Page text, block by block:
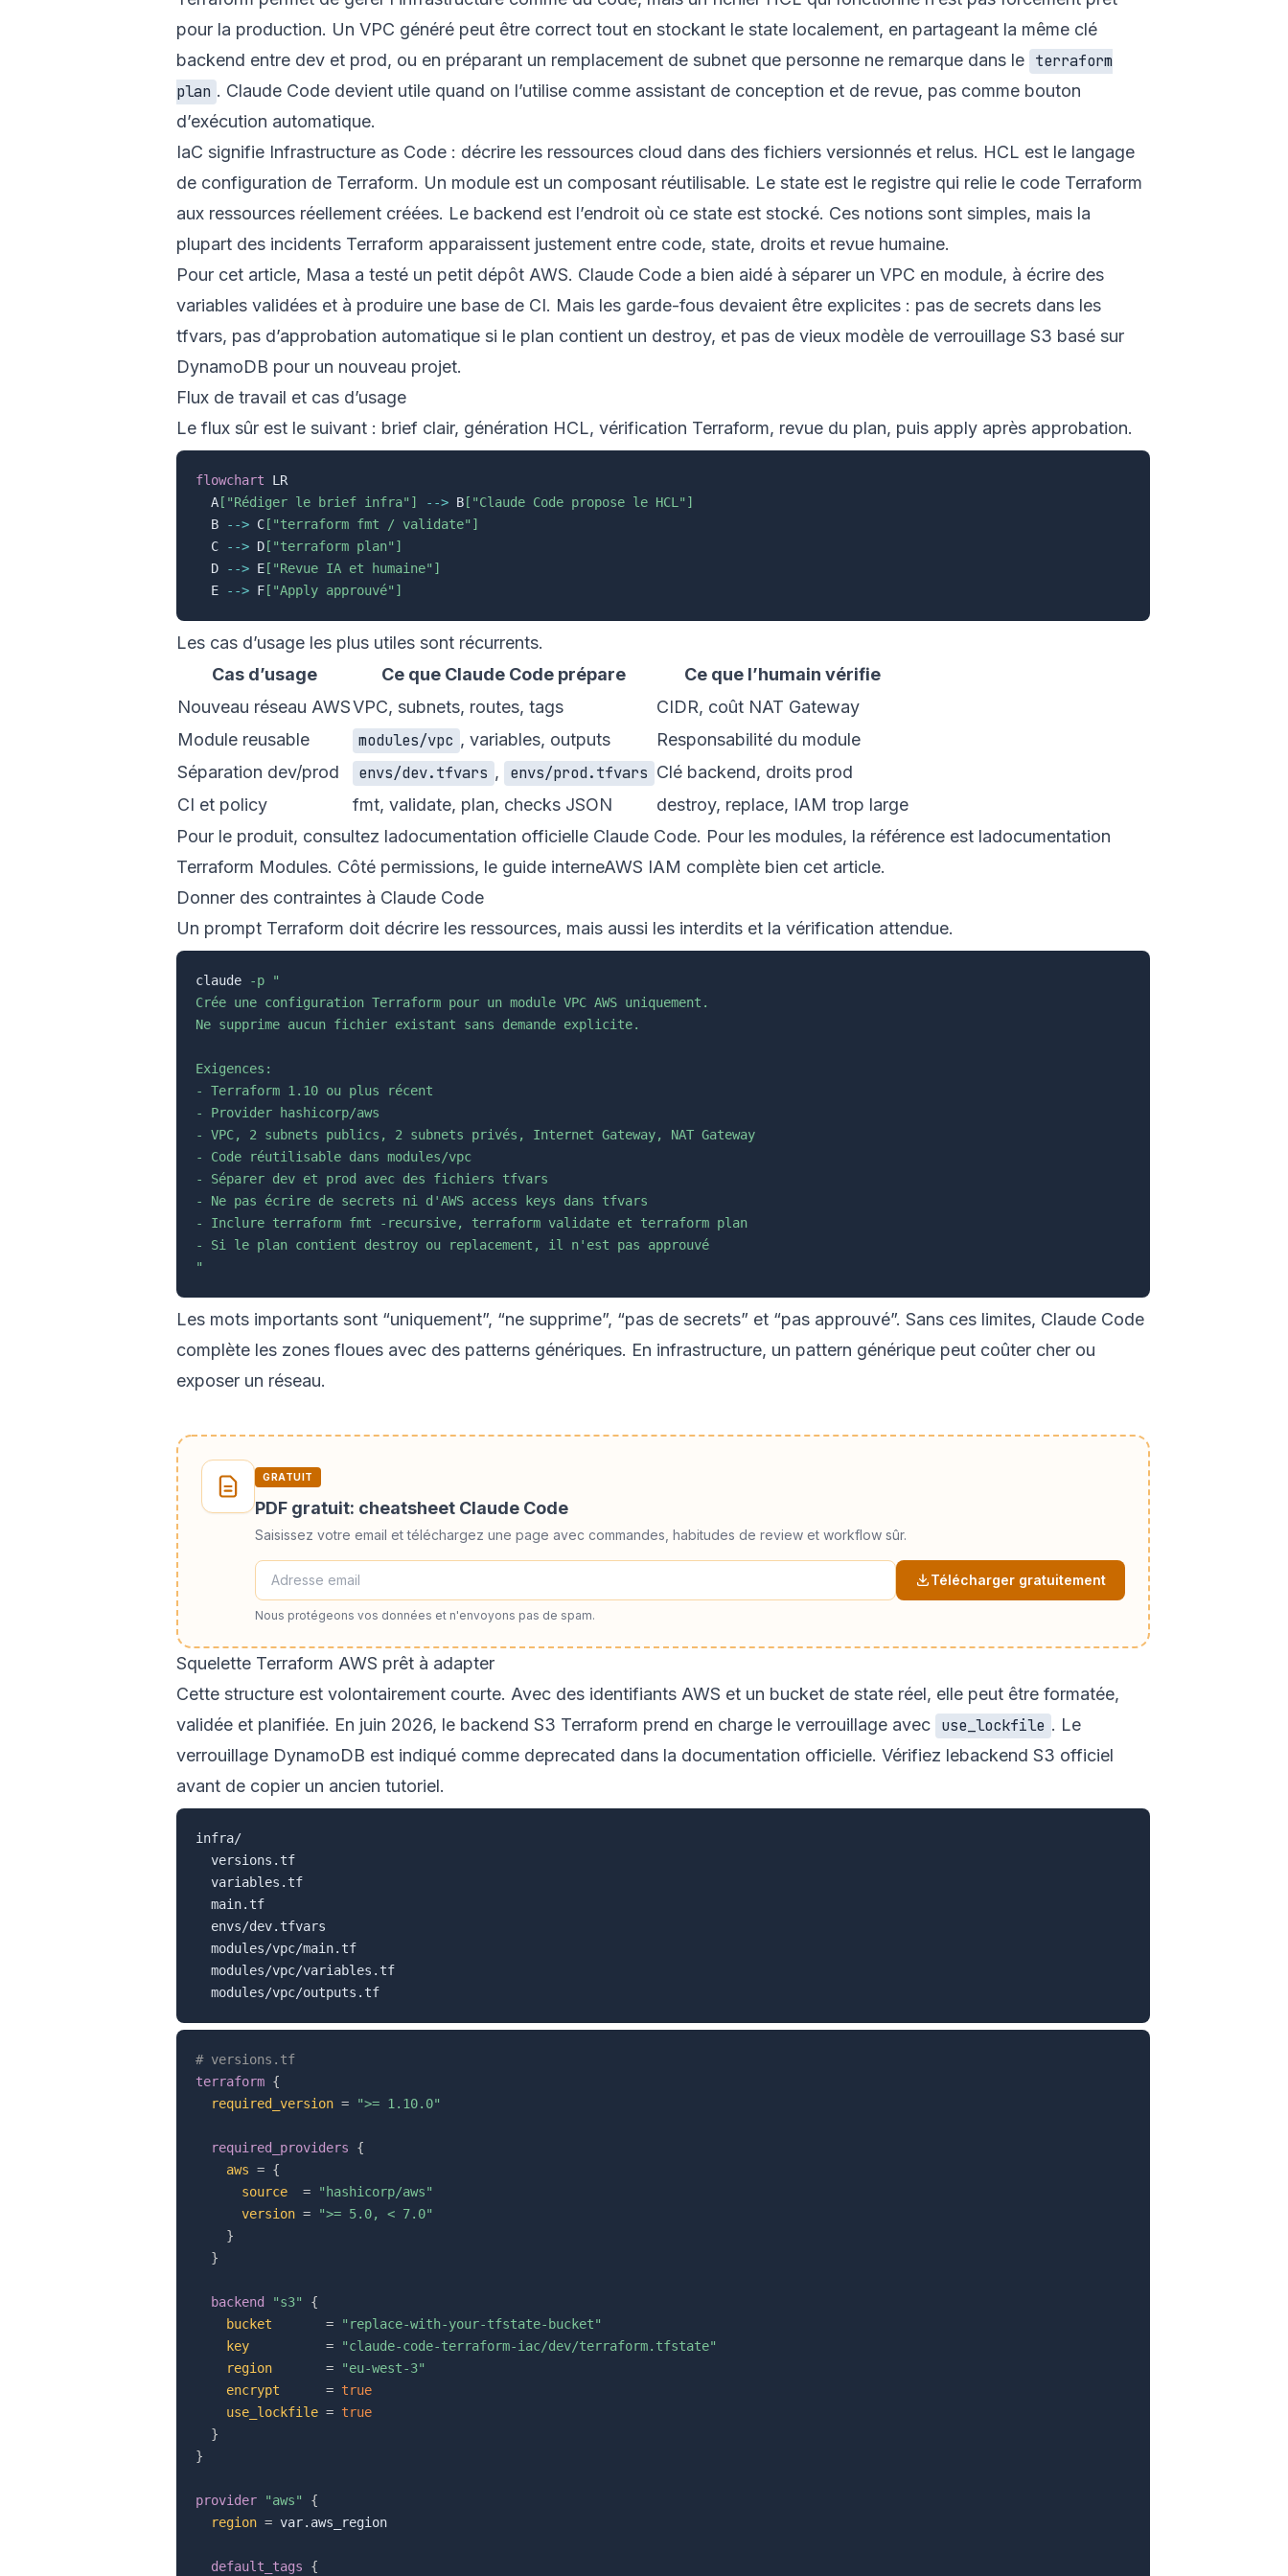
pour la production. Un VPC généré peut être correct tout en stockant le state localement, en partageant la même clé
backend entre dev et prod, ou en préparant un remplacement de subnet que personne ne remarque dans le terraform
plan . Claude Code devient utile quand on l’utilise comme assistant de conception et de revue, pas comme bouton
d’exécution automatique.
IaC signifie Infrastructure as Code : décrire les ressources cloud dans des fichiers versionnés et relus. HCL est le langage
de configuration de Terraform. Un module est un composant réutilisable. Le state est le registre qui relie le code Terraform
aux ressources réellement créées. Le backend est l’endroit où ce state est stocké. Ces notions sont simples, mais la
plupart des incidents Terraform apparaissent justement entre code, state, droits et revue humaine.
Pour cet article, Masa a testé un petit dépôt AWS. Claude Code a bien aidé à séparer un VPC en module, à écrire des
variables validées et à produire une base de CI. Mais les garde-fous devaient être explicites : pas de secrets dans les
tfvars, pas d’approbation automatique si le plan contient un destroy, et pas de vieux modèle de verrouillage S3 basé sur
DynamoDB pour un nouveau projet.
Flux de travail et cas d’usage
Le flux sûr est le suivant : brief clair, génération HCL, vérification Terraform, revue du plan, puis apply après approbation.
flowchart LR
  A
["Rédiger le brief infra"] --> B ["Claude Code propose le HCL"]
  B
--> C ["terraform fmt / validate"]
  C
--> D ["terraform plan"]
  D
--> E ["Revue IA et humaine"]
  E
--> F ["Apply approuvé"]
Les cas d’usage les plus utiles sont récurrents.
Cas d’usage
Ce que Claude Code prépare
Ce que l’humain vérifie
Nouveau réseau AWSVPC, subnets, routes, tags
CIDR, coût NAT Gateway
Module reusable
modules/vpc , variables, outputs
Responsabilité du module
Séparation dev/prod
envs/dev.tfvars , envs/prod.tfvars Clé backend, droits prod
CI et policy
fmt, validate, plan, checks JSON
destroy, replace, IAM trop large
Pour le produit, consultez ladocumentation officielle Claude Code. Pour les modules, la référence est ladocumentation
Terraform Modules. Côté permissions, le guide interneAWS IAM complète bien cet article.
Donner des contraintes à Claude Code
Un prompt Terraform doit décrire les ressources, mais aussi les interdits et la vérification attendue.
claude -p
"
Crée une configuration Terraform pour un module VPC AWS uniquement.
Ne supprime aucun fichier existant sans demande explicite.
Exigences:
- Terraform 1.10 ou plus récent
- Provider hashicorp/aws
- VPC, 2 subnets publics, 2 subnets privés, Internet Gateway, NAT Gateway
- Code réutilisable dans modules/vpc
- Séparer dev et prod avec des fichiers tfvars
- Ne pas écrire de secrets ni d'AWS access keys dans tfvars
- Inclure terraform fmt -recursive, terraform validate et terraform plan
- Si le plan contient destroy ou replacement, il n'est pas approuvé
"
Les mots importants sont “uniquement”, “ne supprime”, “pas de secrets” et “pas approuvé”. Sans ces limites, Claude Code
complète les zones floues avec des patterns génériques. En infrastructure, un pattern générique peut coûter cher ou
exposer un réseau.
GRATUIT
PDF gratuit: cheatsheet Claude Code
Saisissez votre email et téléchargez une page avec commandes, habitudes de review et workflow sûr.
Télécharger gratuitement
Nous protégeons vos données et n'envoyons pas de spam.
Squelette Terraform AWS prêt à adapter
Cette structure est volontairement courte. Avec des identifiants AWS et un bucket de state réel, elle peut être formatée,
validée et planifiée. En juin 2026, le backend S3 Terraform prend en charge le verrouillage avec use_lockfile . Le
verrouillage DynamoDB est indiqué comme deprecated dans la documentation officielle. Vérifiez lebackend S3 officiel
avant de copier un ancien tutoriel.
infra/
  versions.tf
  variables.tf
  main.tf
  envs/dev.tfvars
  modules/vpc/main.tf
  modules/vpc/variables.tf
# versions.tf
terraform {
required_version = ">= 1.10.0"
required_providers
{
aws = {
source
=
"hashicorp/aws"
version =
">= 5.0, < 7.0"
}
}
backend "s3" {
bucket
=
"replace-with-your-tfstate-bucket"
key
=
"claude-code-terraform-iac/dev/terraform.tfstate"
region
=
"eu-west-3"
encrypt
= true
use_lockfile = true
}
}
provider "aws" {
region = var.aws_region
default_tags {